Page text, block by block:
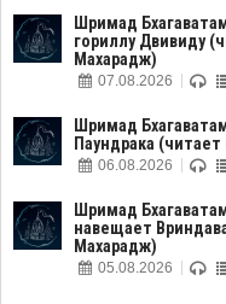
Шримад
гориллу Двивиду
Махарадж)
07.08.2026
Шримад
Паундрака
06.08.2026
Шримад
навещает
Махарадж)
05.08.2026